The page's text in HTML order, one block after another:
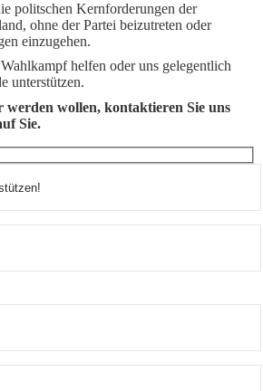
politschen Kernforderungen der
ohne der Partei beizutreten oder
einzugehen.
helfen oder uns gelegentlich
unterstützen.
werden wollen, kontaktieren Sie uns
Sie.